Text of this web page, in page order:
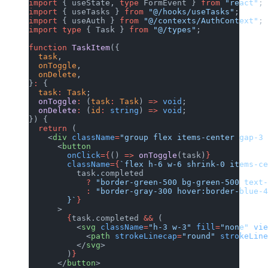
import { useState, type FormEvent } from "react"
import { useTasks } from "@/hooks/useTasks"
import { useAuth } from "@/contexts/AuthContext"
import type { Task } from "@/types"
function TaskItem ({
  task
  onToggle
  onDelete
}
{
  task
Task
  onToggle
(task Task ) => void
  onDelete
( id string ) => void
}) {
  return
(
    <
div className="group flex items-center gap-
      <
button
        onClick
={ () => onToggle (task)
        className
={ `flex h-6 w-6 shrink-0
          task
.completed
            ?
"border-green-500 bg-green-500
            :
"border-gray-300 hover:border-blue-
        }`
      >
        {
task.completed &&
(
          <
svg className= "h-3 w-3" fill= "none"
            <
path strokeLinecap= "round"
          </
svg
        )
      </
button